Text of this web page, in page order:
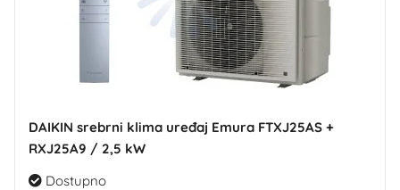
DAIKIN srebrni klima uređaj Emura FTXJ25AS +
RXJ25A9 / 2,5 kW
Dostupno